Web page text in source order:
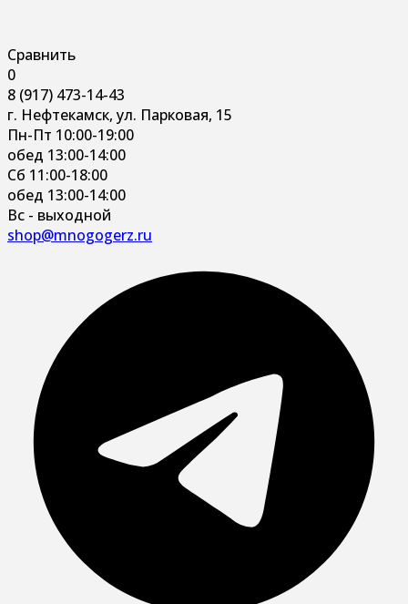
Сравнить
0
8 (917) 473-14-43
г. Нефтекамск, ул. Парковая, 15
Пн-Пт 10:00-19:00
обед 13:00-14:00
Сб 11:00-18:00
обед 13:00-14:00
Вс - выходной
shop@mnogogerz.ru